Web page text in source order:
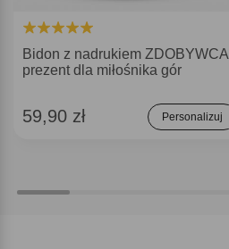
Bidon z nadrukiem ZDOBYWCA
prezent dla miłośnika gór
59,90 zł Personalizuj